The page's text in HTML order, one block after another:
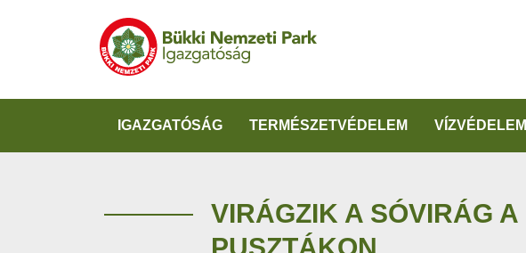
IGAZGATÓSÁG TERMÉSZETVÉDELEM VÍZVÉDELEM
VIRÁGZIK A SÓVIRÁG A